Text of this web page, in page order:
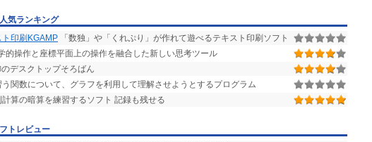
気ランキング
印刷KGAMP 「数独」や「くれぷり」が作れて遊べるテキスト印刷ソフト
的操作と座標平面上の操作を融合した新しい思考ツール
デスクトップそろばん
関数について、グラフを利用して理解させようとするプログラム
計算の暗算を練習するソフト 記録も残せる
トレビュー